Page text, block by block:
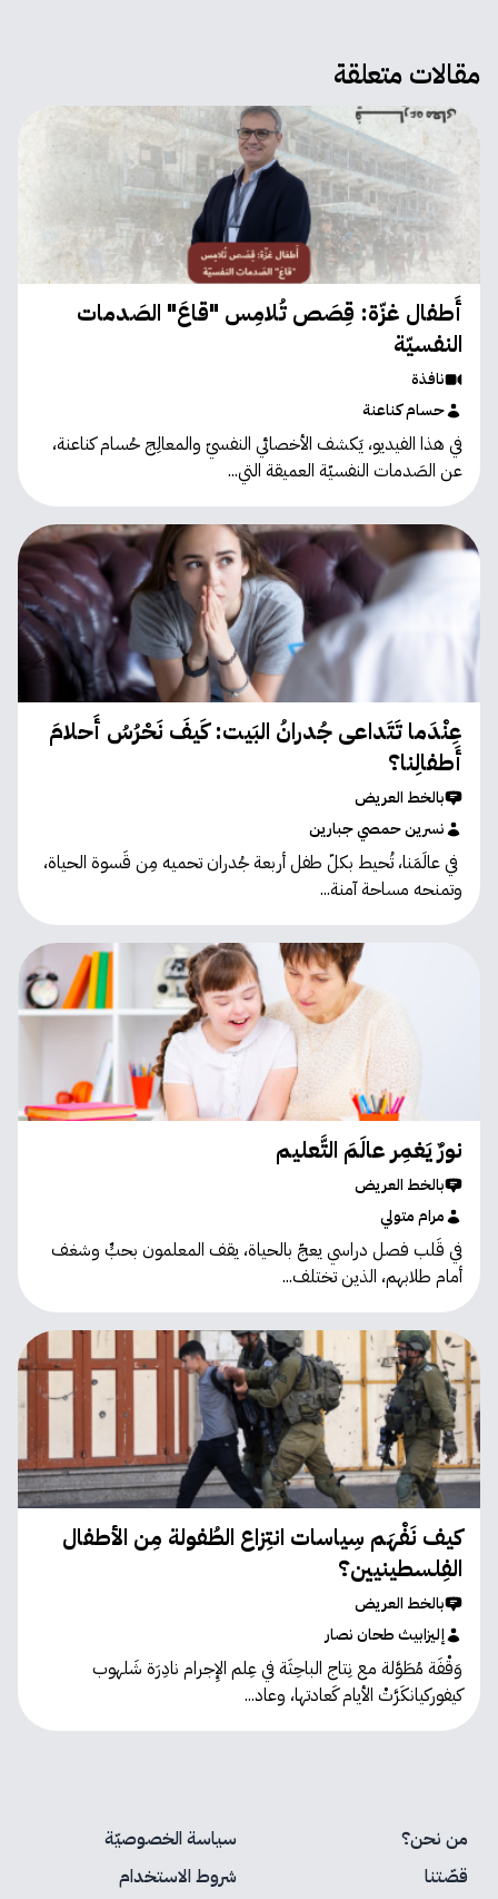
مقالات متعلقة
أَطفال غزّة: قِصَص تُلامِس "قاعَ" الصَدمات
النفسيّة
نافذة
حسام كناعنة
في هذا الفيديو، يَكشف الأخصائي النفسيّ والمعالِج حُسام كناعنة،
عن الصَدمات النفسيّة العميقة التي...
عِنْدَما تَتَداعى جُدرانُ البَيت: كَيفَ نَحْرُسُ أَحلامَ
أَطفالِنا؟
بالخط العريض
نسرين حمصي جبارين
في عالَمَنا، تُحيط بكلّ طفل أربعة جُدران تحميه مِن قَسوة الحياة،
وتمنحه مساحة آمنة...
نورٌ يَغمِر عالَمَ التَّعليم
بالخط العريض
مرام متولي
في قَلب فصل دراسي يعجّ بالحياة، يقف المعلمون بحبٍّ وشغف
أمام طلابهم، الذين تختلف...
كيف نَفْهَم سِياسات انتِزاع الطُفولة مِن الأطفال
الفِلسطينيين؟
بالخط العريض
إليزابيث طحان نصار
وَقْفَة مُطَوَّلة مع نِتاج الباحِثَة في عِلم الإِجرام نادِرَة شَلهوب
كيفوركيانكَرَّتْ الأيام كَعادتها، وعاد...
من نحن؟
سياسة الخصوصيّة
قصّتنا
شروط الاستخدام